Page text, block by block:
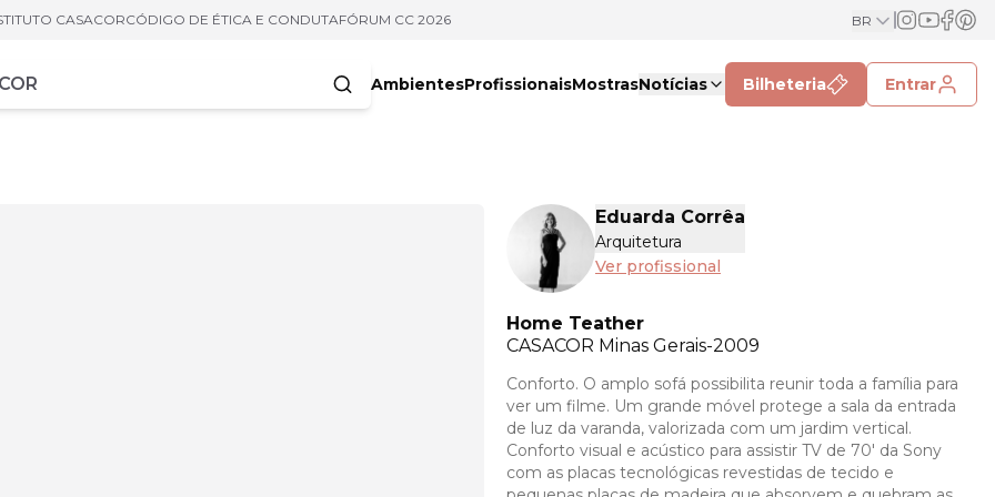
CASACORCÓDIGO DE ÉTICA E CONDUTAFÓRUM CC 2026 BR
AmbientesProfissionaisMostrasNotícias Bilheteria Entrar
Eduarda Corrêa
Arquitetura
Ver profissional
Home Teather
CASACOR Minas Gerais-2009
Conforto. O amplo sofá possibilita reunir toda a família para
ver um filme. Um grande móvel protege a sala da entrada
de luz da varanda, valorizada com um jardim vertical.
Conforto visual e acústico para assistir TV de 70' da Sony
com as placas tecnológicas revestidas de tecido e